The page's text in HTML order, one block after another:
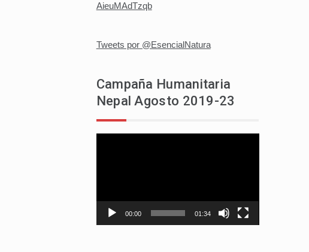
AieuMAdTzqb
Tweets por @EsencialNatura
Campaña Humanitaria
Nepal Agosto 2019-23
00:00 01:34